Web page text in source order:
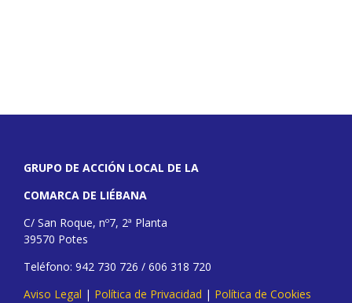
GRUPO DE ACCIÓN LOCAL DE LA
COMARCA DE LIÉBANA
C/ San Roque, nº7, 2ª Planta
39570 Potes
Teléfono: 942 730 726 / 606 318 720
Aviso Legal | Política de Privacidad | Política de Cookies